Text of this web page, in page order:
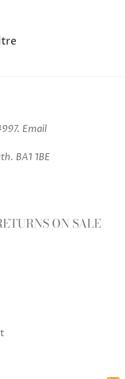
Email
BA1 1BE
ON SALE